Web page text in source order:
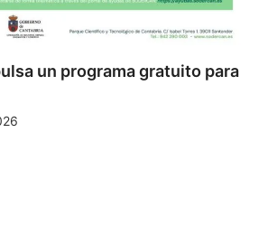
un programa gratuito para